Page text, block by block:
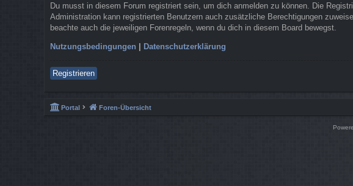
Du musst in diesem Forum registriert sein, um dich anmelden zu können. Die
Administration kann registrierten Benutzern auch zusätzliche Berechtigungen
beachte auch die jeweiligen Forenregeln, wenn du dich in diesem Board bewegst.
Nutzungsbedingungen | Datenschutzerklärung
Registrieren
Portal Foren-Übersicht